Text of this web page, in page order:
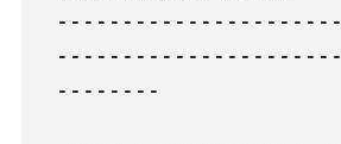
--------